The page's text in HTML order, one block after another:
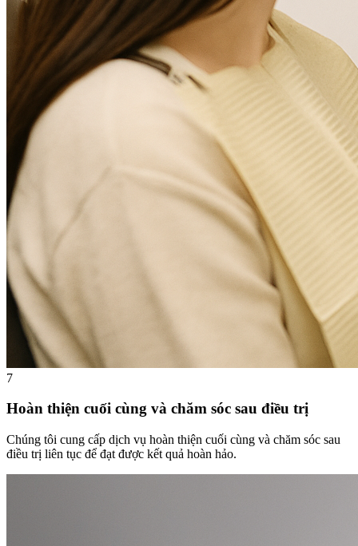
7
Hoàn thiện cuối cùng và chăm sóc sau điều trị
Chúng tôi cung cấp dịch vụ hoàn thiện cuối cùng và chăm sóc sau
điều trị liên tục để đạt được kết quả hoàn hảo.